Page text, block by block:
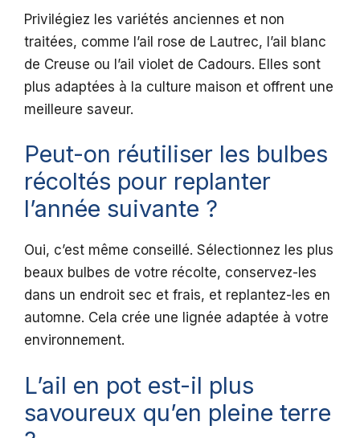
Privilégiez les variétés anciennes et non
traitées, comme l’ail rose de Lautrec, l’ail blanc
de Creuse ou l’ail violet de Cadours. Elles sont
plus adaptées à la culture maison et offrent une
meilleure saveur.
Peut-on réutiliser les bulbes
récoltés pour replanter
l’année suivante ?
Oui, c’est même conseillé. Sélectionnez les plus
beaux bulbes de votre récolte, conservez-les
dans un endroit sec et frais, et replantez-les en
automne. Cela crée une lignée adaptée à votre
environnement.
L’ail en pot est-il plus
savoureux qu’en pleine terre